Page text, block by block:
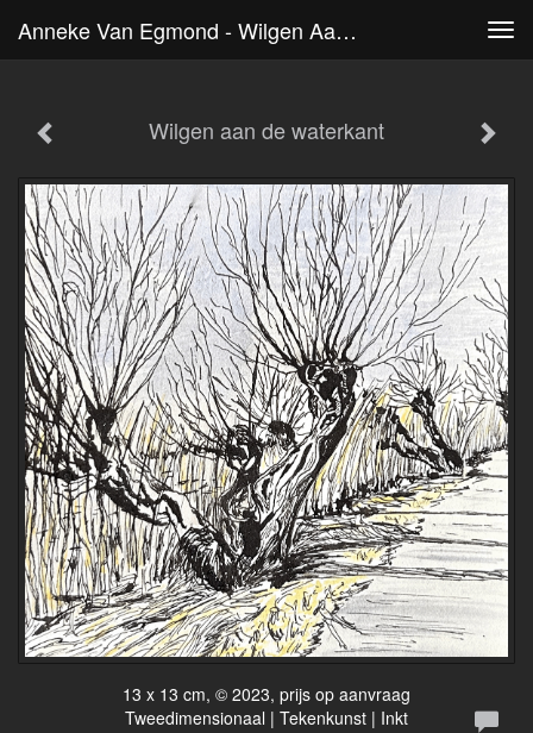
Anneke Van Egmond - Wilgen Aan De Waterkant
Wilgen aan de waterkant
13 x 13 cm, © 2023, prijs op aanvraag
Tweedimensionaal | Tekenkunst | Inkt